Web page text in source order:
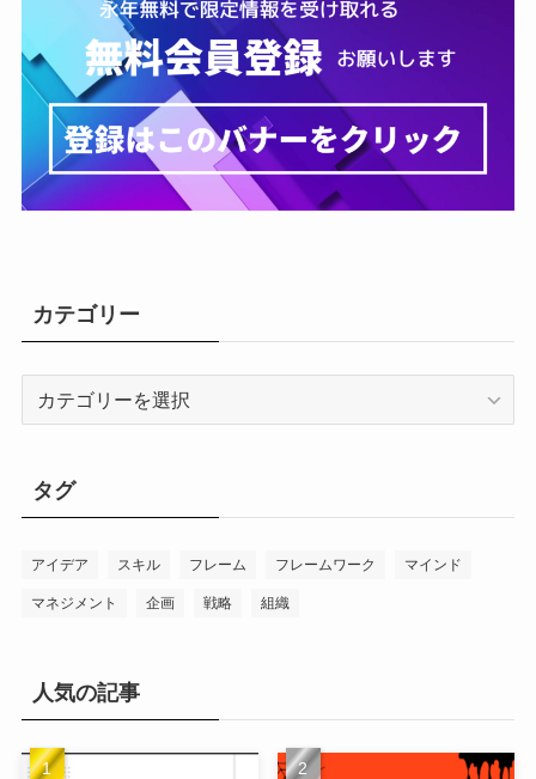
カテゴリー
ー
タグ
アイデア スキル フレーム フレームワーク マインド
マネジメント 企画 戦略 組織
人気の記事